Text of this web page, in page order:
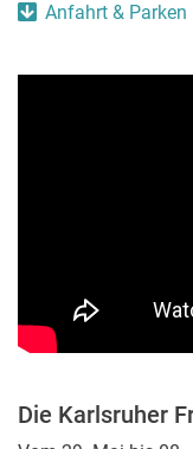
Anfahrt & Parken
Die Karlsruher